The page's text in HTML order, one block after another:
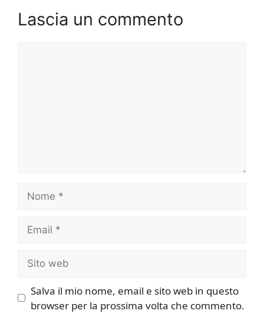
Lascia un commento
web
Salva il mio nome, email e sito web in questo
browser per la prossima volta che commento.